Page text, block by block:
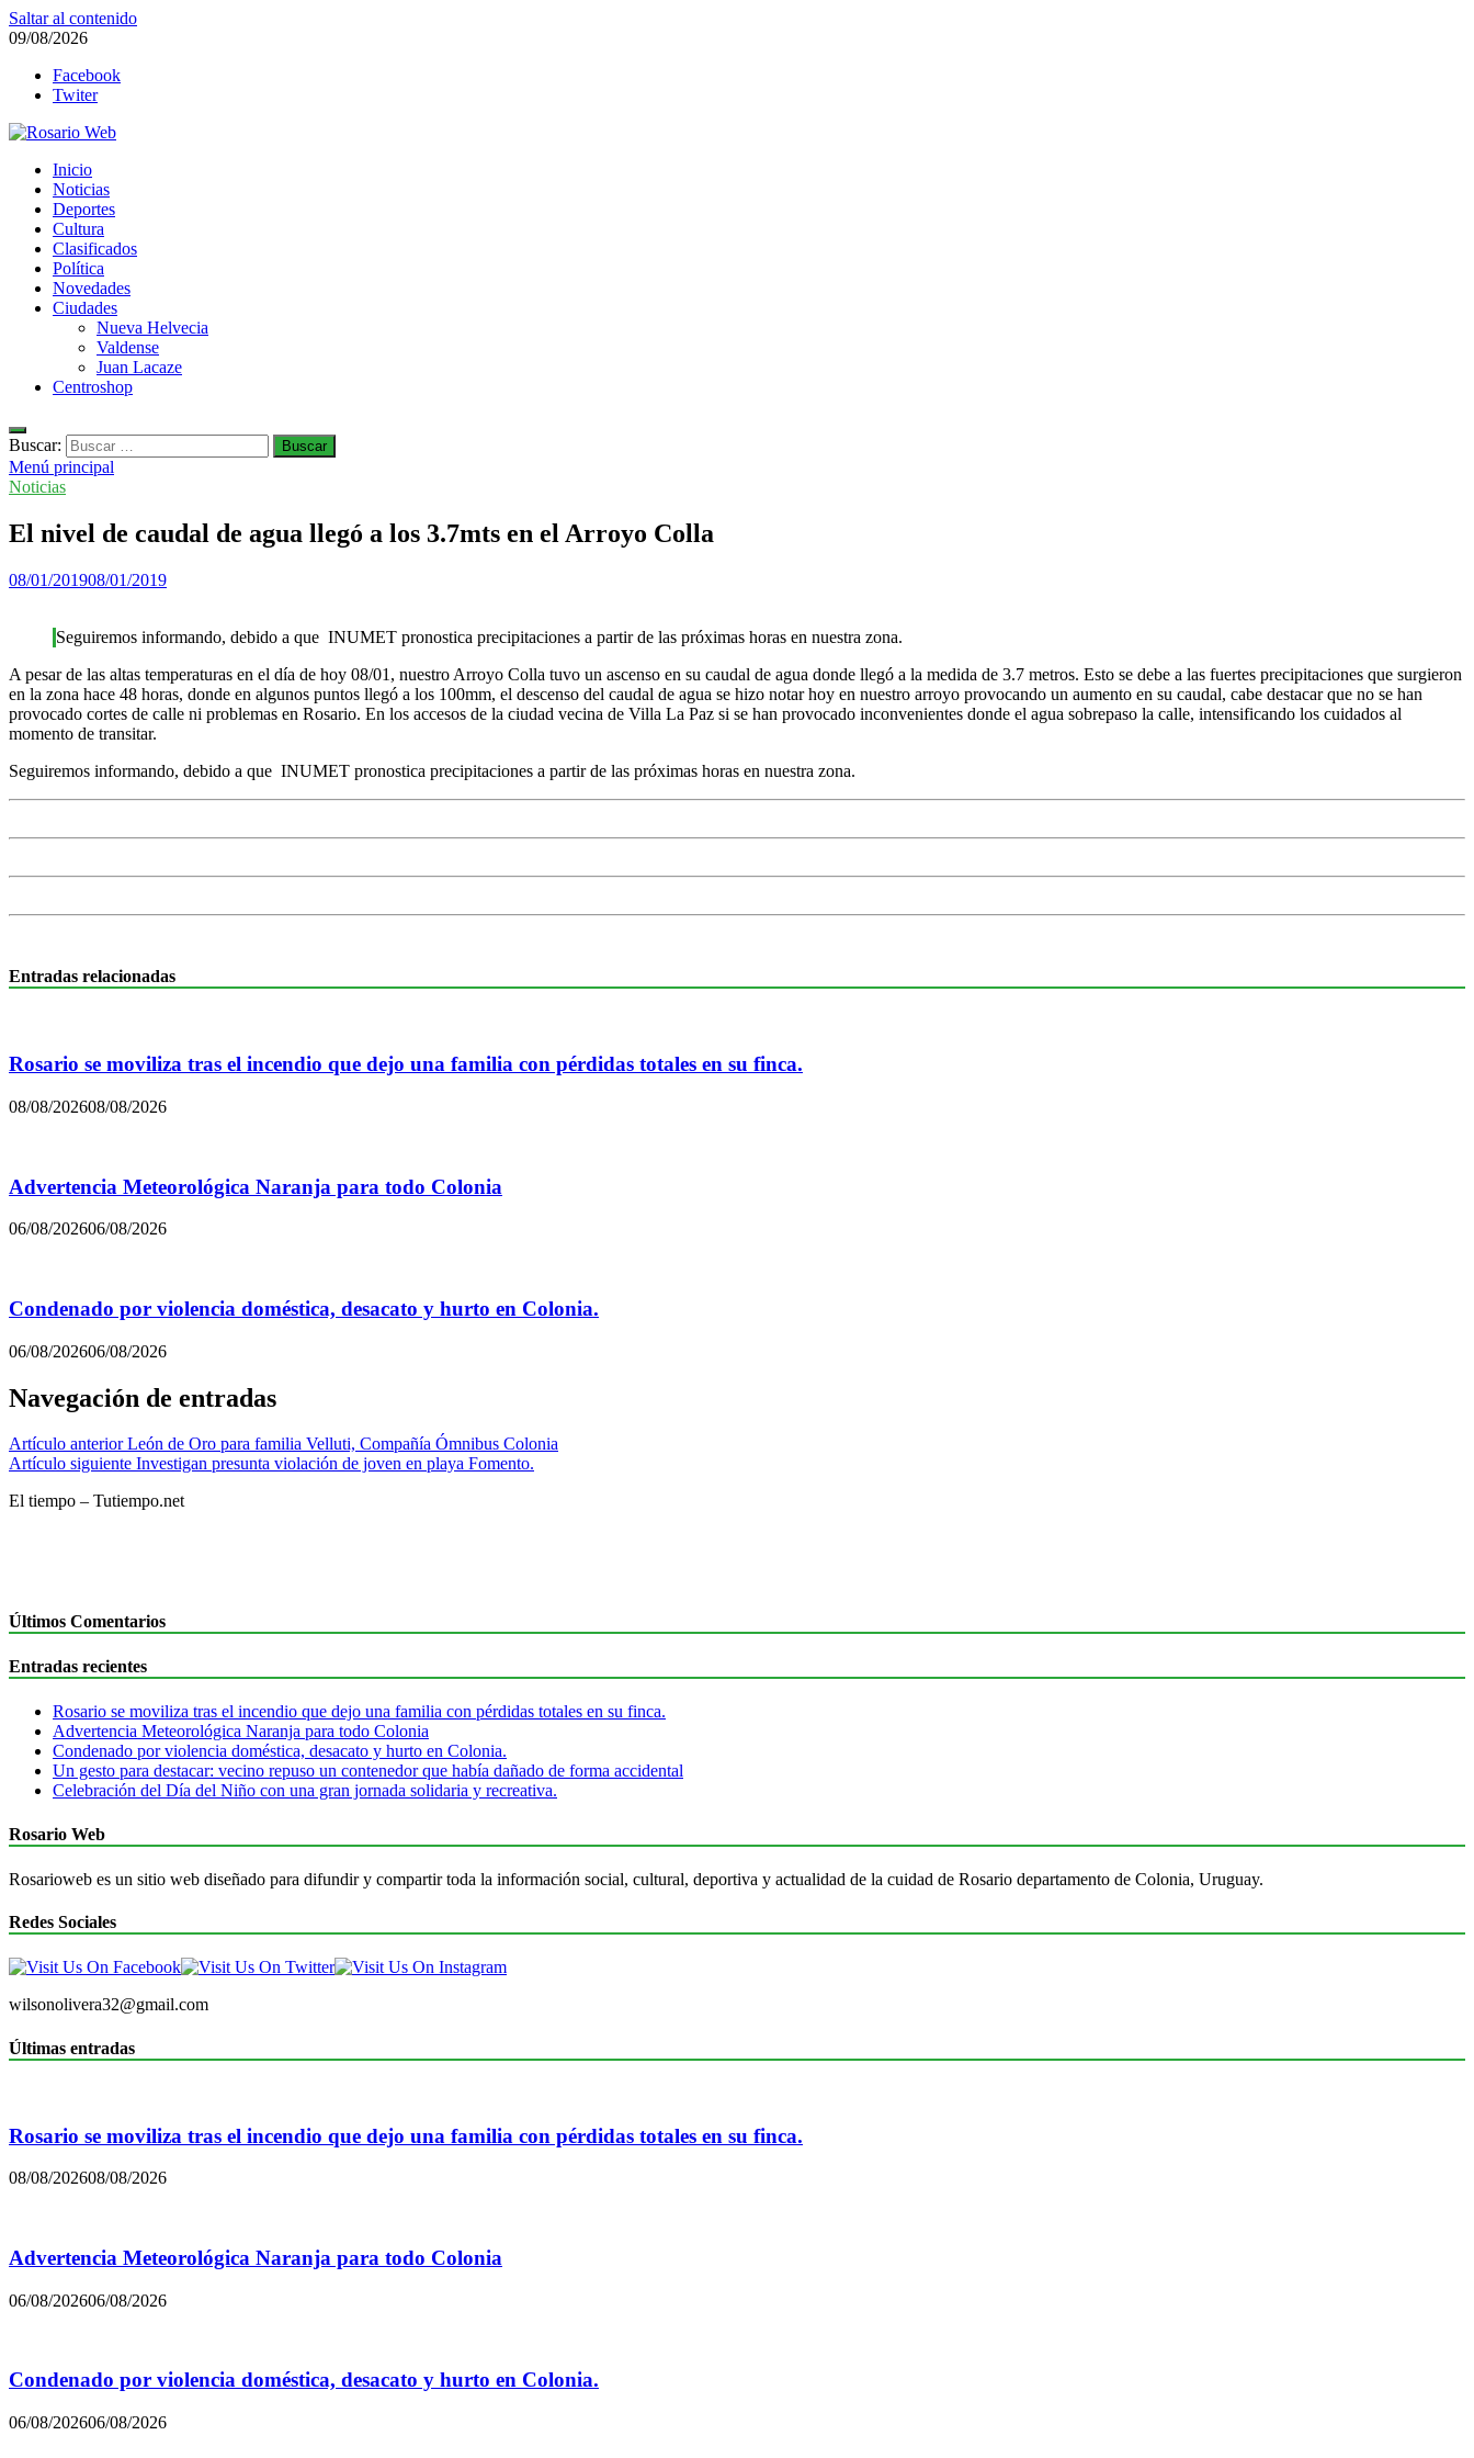
Saltar al contenido
09/08/2026
Facebook
Twiter
Rosario Web
Todas la noticias de Rosario y la zona
Inicio
Noticias
Deportes
Cultura
Clasificados
Política
Novedades
Ciudades
Nueva Helvecia
Valdense
Juan Lacaze
Centroshop
Buscar:
Menú principal
Noticias
El nivel de caudal de agua llegó a los 3.7mts en el Arroyo Colla
08/01/201908/01/2019
Seguiremos informando, debido a que INUMET pronostica precipitaciones a partir de las próximas horas en nuestra zona.
A pesar de las altas temperaturas en el día de hoy 08/01, nuestro Arroyo Colla tuvo un ascenso en su caudal de agua donde llegó a la medida de 3.7 metros. Esto se debe a las fuertes precipitaciones que surgieron
en la zona hace 48 horas, donde en algunos puntos llegó a los 100mm, el descenso del caudal de agua se hizo notar hoy en nuestro arroyo provocando un aumento en su caudal, cabe destacar que no se han
provocado cortes de calle ni problemas en Rosario. En los accesos de la ciudad vecina de Villa La Paz si se han provocado inconvenientes donde el agua sobrepaso la calle, intensificando los cuidados al
momento de transitar.
Seguiremos informando, debido a que INUMET pronostica precipitaciones a partir de las próximas horas en nuestra zona.
Entradas relacionadas
Rosario se moviliza tras el incendio que dejo una familia con pérdidas totales en su finca.
08/08/202608/08/2026
Advertencia Meteorológica Naranja para todo Colonia
06/08/202606/08/2026
Condenado por violencia doméstica, desacato y hurto en Colonia.
06/08/202606/08/2026
Navegación de entradas
Artículo anterior León de Oro para familia Velluti, Compañía Ómnibus Colonia
Artículo siguiente Investigan presunta violación de joven en playa Fomento.
El tiempo – Tutiempo.net
Últimos Comentarios
Entradas recientes
Rosario se moviliza tras el incendio que dejo una familia con pérdidas totales en su finca.
Advertencia Meteorológica Naranja para todo Colonia
Condenado por violencia doméstica, desacato y hurto en Colonia.
Un gesto para destacar: vecino repuso un contenedor que había dañado de forma accidental
Celebración del Día del Niño con una gran jornada solidaria y recreativa.
Rosario Web
Rosarioweb es un sitio web diseñado para difundir y compartir toda la información social, cultural, deportiva y actualidad de la cuidad de Rosario departamento de Colonia, Uruguay.
Redes Sociales
wilsonolivera32@gmail.com
Últimas entradas
Rosario se moviliza tras el incendio que dejo una familia con pérdidas totales en su finca.
08/08/202608/08/2026
Advertencia Meteorológica Naranja para todo Colonia
06/08/202606/08/2026
Condenado por violencia doméstica, desacato y hurto en Colonia.
06/08/202606/08/2026